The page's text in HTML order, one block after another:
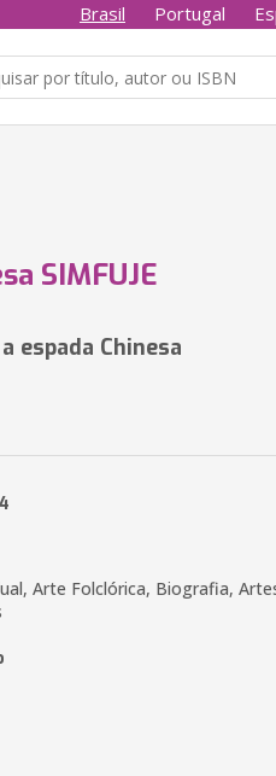
Brasil Portugal
SIMFUJE
espada Chinesa
Arte Folclórica, Biografia,